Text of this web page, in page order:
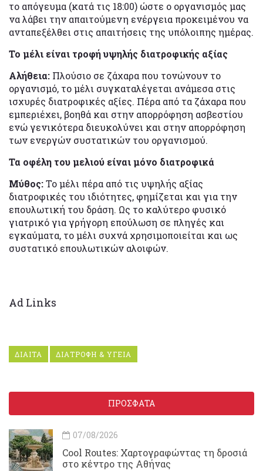
το απόγευμα (κατά τις 18:00) ώστε ο οργανισμός μας
να λάβει την απαιτούμενη ενέργεια προκειμένου να
ανταπεξέλθει στις απαιτήσεις της υπόλοιπης ημέρας.
Το μέλι είναι τροφή υψηλής διατροφικής αξίας
Αλήθεια: Πλούσιο σε ζάχαρα που τονώνουν το
οργανισμό, το μέλι συγκαταλέγεται ανάμεσα στις
ισχυρές διατροφικές αξίες. Πέρα από τα ζάχαρα που
εμπεριέχει, βοηθά και στην απορρόφηση ασβεστίου
ενώ γενικότερα διευκολύνει και στην απορρόφηση
των ενεργών συστατικών του οργανισμού.
Τα οφέλη του μελιού είναι μόνο διατροφικά
Μύθος:Το μέλι πέρα από τις υψηλής αξίας
διατροφικές του ιδιότητες, φημίζεται και για την
επουλωτική του δράση. Ως το καλύτερο φυσικό
γιατρικό για γρήγορη επούλωση σε πληγές και
εγκαύματα, το μέλι συχνά χρησιμοποιείται και ως
συστατικό επουλωτικών αλοιφών.
Ad Links
ΔΙΑΙΤΑ ΔΙΑΤΡΟΦΗ & ΥΓΕΙΑ
ΠΡΟΣΦΑΤΑ
07/08/2026
Cool Routes: Χαρτογραφώντας τη δροσιά
στο κέντρο της Αθήνας